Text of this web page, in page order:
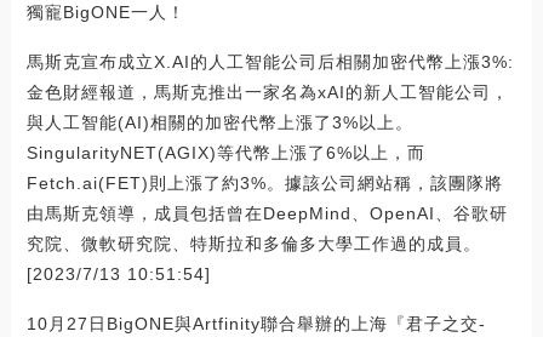
獨寵BigONE一人！
馬斯克宣布成立X.AI的人工智能公司后相關加密代幣上漲3%:
金色財經報道，馬斯克推出一家名為xAI的新人工智能公司，
與人工智能(AI)相關的加密代幣上漲了3%以上。
SingularityNET(AGIX)等代幣上漲了6%以上，而
Fetch.ai(FET)則上漲了約3%。據該公司網站稱，該團隊將
由馬斯克領導，成員包括曾在DeepMind、OpenAI、谷歌研
究院、微軟研究院、特斯拉和多倫多大學工作過的成員。
[2023/7/13 10:51:54]
10月27日BigONE與Artfinity聯合舉辦的上海『君子之交-